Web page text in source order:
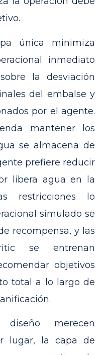
única minimiza
inmediato
la desviación
del embalse y
por el agente.
mantener los
se almacena de
prefiere reducir
libera agua en la
restricciones lo
simulado se
recompensa, y las
se entrenan
objetivos
total a lo largo de
merecen
lugar, la capa de